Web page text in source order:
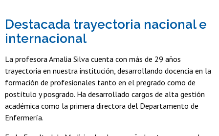
Destacada trayectoria nacional e
internacional
La profesora Amalia Silva cuenta con más de 29 años
trayectoria en nuestra institución, desarrollando docencia en la
formación de profesionales tanto en el pregrado como de
postítulo y posgrado. Ha desarrollado cargos de alta gestión
académica como la primera directora del Departamento de
Enfermería.